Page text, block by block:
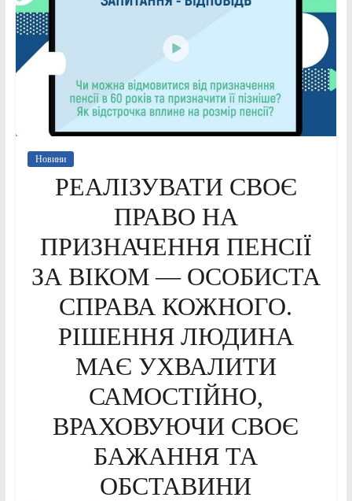
Новини
РЕАЛІЗУВАТИ СВОЄ
ПРАВО НА
ПРИЗНАЧЕННЯ ПЕНСІЇ
ЗА ВІКОМ — ОСОБИСТА
СПРАВА КОЖНОГО.
РІШЕННЯ ЛЮДИНА
МАЄ УХВАЛИТИ
САМОСТІЙНО,
ВРАХОВУЮЧИ СВОЄ
БАЖАННЯ ТА
ОБСТАВИНИ